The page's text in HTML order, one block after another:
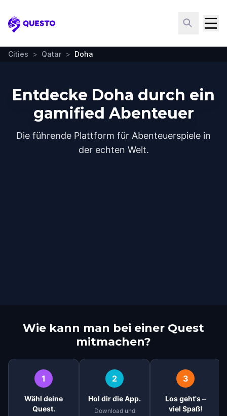
Questo
Cities > Qatar > Doha
Entdecke Doha durch ein
gamified Abenteuer
Die führende Plattform für Abenteuerspiele in
der echten Welt.
Wie kann man bei einer Quest
mitmachen?
1
Wähl deine
Quest.
2
Hol dir die App.
Download und
3
Los geht's –
viel Spaß!